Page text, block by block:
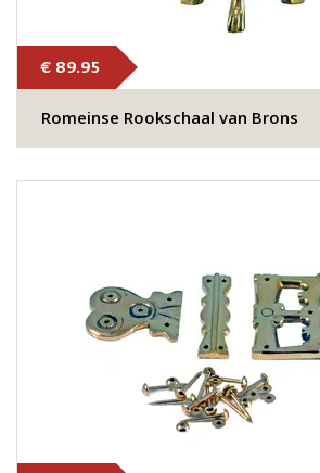
€ 89.95
Romeinse Rookschaal van Brons